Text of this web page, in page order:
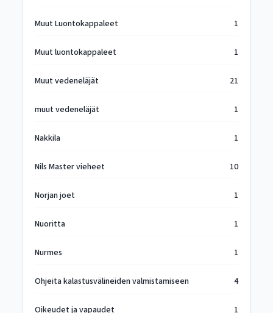
Muut Luontokappaleet 1
Muut luontokappaleet 1
Muut vedeneläjät 21
muut vedeneläjät 1
Nakkila 1
Nils Master vieheet 10
Norjan joet 1
Nuoritta 1
Nurmes 1
Ohjeita kalastusvälineiden valmistamiseen 4
Oikeudet ja vapaudet 1